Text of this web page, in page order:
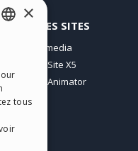
AUTRES SITES
Incomedia
WebSite X5
WebAnimator
×
tous